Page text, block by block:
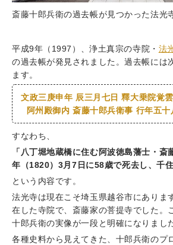
斎藤十郎兵衛の過去帳が見つかった法光
平成9年（1997）、浄土真宗の寺院・ 法
の過去帳が発見されました。過去帳には
ます。
文政三庚申年 辰三月七日 釋大乗院覚
阿州殿御内 斎藤十郎兵衛事 行年五
すなわち、
「八丁堀地蔵橋に住む阿波徳島藩士・斎
年（1820）3月7日に58歳で死去し、千住
という内容です。
法光寺は現在こそ埼玉県越谷市にありま
在した寺院で、斎藤家の菩提寺でした。
十郎兵衛の実像が一段と明確になりまし
各種史料から見えてきた、十郎兵衛のプ